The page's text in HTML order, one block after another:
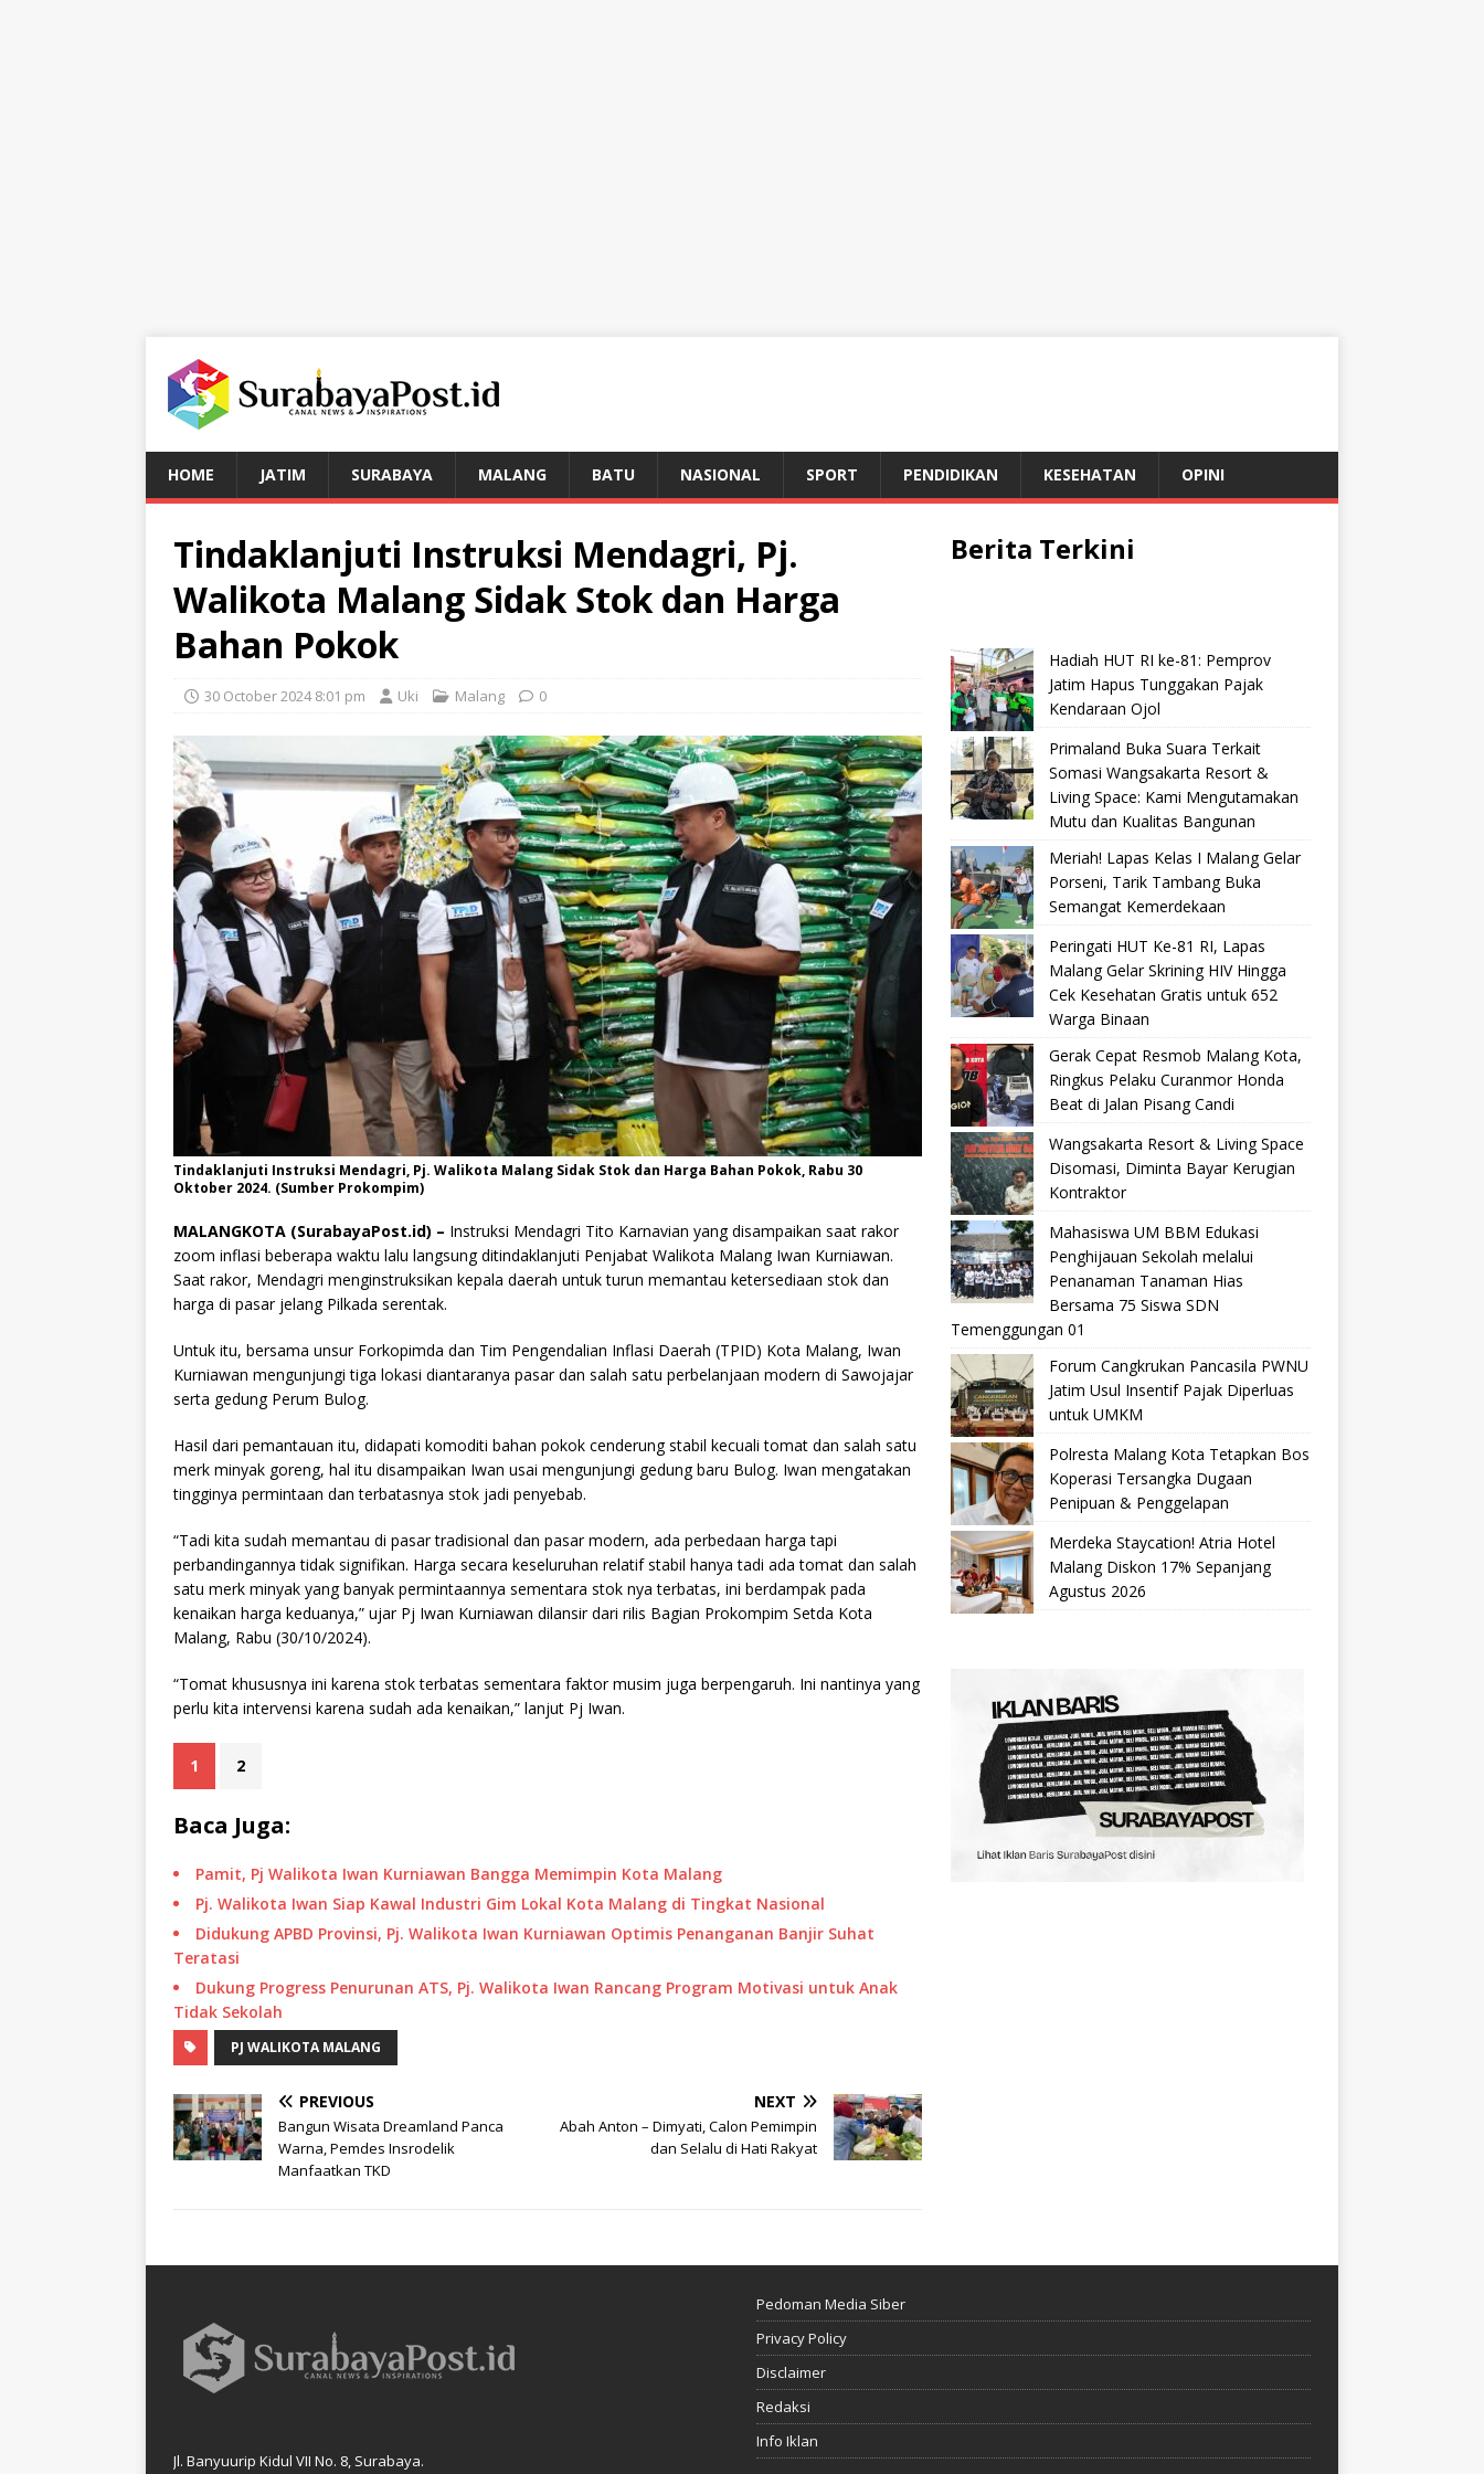
HOME JATIM SURABAYA MALANG BATU NASIONAL SPORT PENDIDIKAN KESEHATAN OPINI
Tindaklanjuti Instruksi Mendagri, Pj.
Walikota Malang Sidak Stok dan Harga
Bahan Pokok
30 October 2024 8:01 pm Uki Malang 0
Tindaklanjuti Instruksi Mendagri, Pj. Walikota Malang Sidak Stok dan Harga Bahan Pokok, Rabu 30
Oktober 2024. (Sumber Prokompim)
MALANGKOTA (SurabayaPost.id) – Instruksi Mendagri Tito Karnavian yang disampaikan saat rakor
zoom inflasi beberapa waktu lalu langsung ditindaklanjuti Penjabat Walikota Malang Iwan Kurniawan.
Saat rakor, Mendagri menginstruksikan kepala daerah untuk turun memantau ketersediaan stok dan
harga di pasar jelang Pilkada serentak.
Untuk itu, bersama unsur Forkopimda dan Tim Pengendalian Inflasi Daerah (TPID) Kota Malang, Iwan
Kurniawan mengunjungi tiga lokasi diantaranya pasar dan salah satu perbelanjaan modern di Sawojajar
serta gedung Perum Bulog.
Hasil dari pemantauan itu, didapati komoditi bahan pokok cenderung stabil kecuali tomat dan salah satu
merk minyak goreng, hal itu disampaikan Iwan usai mengunjungi gedung baru Bulog. Iwan mengatakan
tingginya permintaan dan terbatasnya stok jadi penyebab.
“Tadi kita sudah memantau di pasar tradisional dan pasar modern, ada perbedaan harga tapi
perbandingannya tidak signifikan. Harga secara keseluruhan relatif stabil hanya tadi ada tomat dan salah
satu merk minyak yang banyak permintaannya sementara stok nya terbatas, ini berdampak pada
kenaikan harga keduanya,” ujar Pj Iwan Kurniawan dilansir dari rilis Bagian Prokompim Setda Kota
Malang, Rabu (30/10/2024).
“Tomat khususnya ini karena stok terbatas sementara faktor musim juga berpengaruh. Ini nantinya yang
perlu kita intervensi karena sudah ada kenaikan,” lanjut Pj Iwan.
1 2
Baca Juga:
Pamit, Pj Walikota Iwan Kurniawan Bangga Memimpin Kota Malang
Pj. Walikota Iwan Siap Kawal Industri Gim Lokal Kota Malang di Tingkat Nasional
Didukung APBD Provinsi, Pj. Walikota Iwan Kurniawan Optimis Penanganan Banjir Suhat
Teratasi
Dukung Progress Penurunan ATS, Pj. Walikota Iwan Rancang Program Motivasi untuk Anak
Tidak Sekolah
PJ WALIKOTA MALANG
PREVIOUS
Bangun Wisata Dreamland Panca
Warna, Pemdes Insrodelik
Manfaatkan TKD
NEXT
Abah Anton – Dimyati, Calon Pemimpin
dan Selalu di Hati Rakyat
Berita Terkini
Hadiah HUT RI ke-81: Pemprov
Jatim Hapus Tunggakan Pajak
Kendaraan Ojol
Primaland Buka Suara Terkait
Somasi Wangsakarta Resort &
Living Space: Kami Mengutamakan
Mutu dan Kualitas Bangunan
Meriah! Lapas Kelas I Malang Gelar
Porseni, Tarik Tambang Buka
Semangat Kemerdekaan
Peringati HUT Ke-81 RI, Lapas
Malang Gelar Skrining HIV Hingga
Cek Kesehatan Gratis untuk 652
Warga Binaan
Gerak Cepat Resmob Malang Kota,
Ringkus Pelaku Curanmor Honda
Beat di Jalan Pisang Candi
Wangsakarta Resort & Living Space
Disomasi, Diminta Bayar Kerugian
Kontraktor
Mahasiswa UM BBM Edukasi
Penghijauan Sekolah melalui
Penanaman Tanaman Hias
Bersama 75 Siswa SDN
Temenggungan 01
Forum Cangkrukan Pancasila PWNU
Jatim Usul Insentif Pajak Diperluas
untuk UMKM
Polresta Malang Kota Tetapkan Bos
Koperasi Tersangka Dugaan
Penipuan & Penggelapan
Merdeka Staycation! Atria Hotel
Malang Diskon 17% Sepanjang
Agustus 2026
Jl. Banyuurip Kidul VII No. 8, Surabaya.
Pedoman Media Siber
Privacy Policy
Disclaimer
Redaksi
Info Iklan